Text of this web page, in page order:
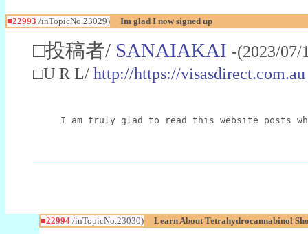
■22993 /inTopicNo.23029) Im glad I now signed up
□投稿者/ SANAIAKAI -(2023/
□U R L/ http://https://visasdirect.com.au
I am truly glad to read this website posts
■22994/inTopicNo.23030) Learn About Tetrahydrocannabinol